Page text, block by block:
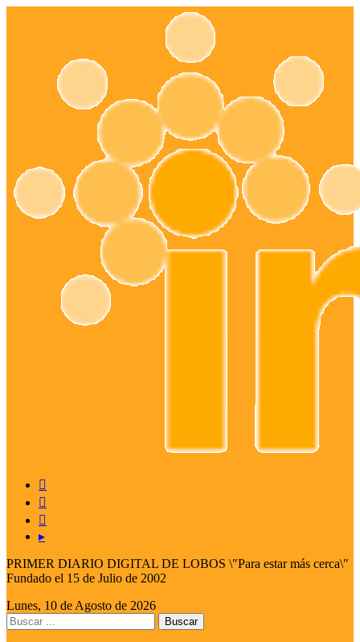



▸
PRIMER DIARIO DIGITAL DE LOBOS \"Para estar más cerca\"
Fundado el 15 de Julio de 2002
Lunes, 10 de Agosto de 2026